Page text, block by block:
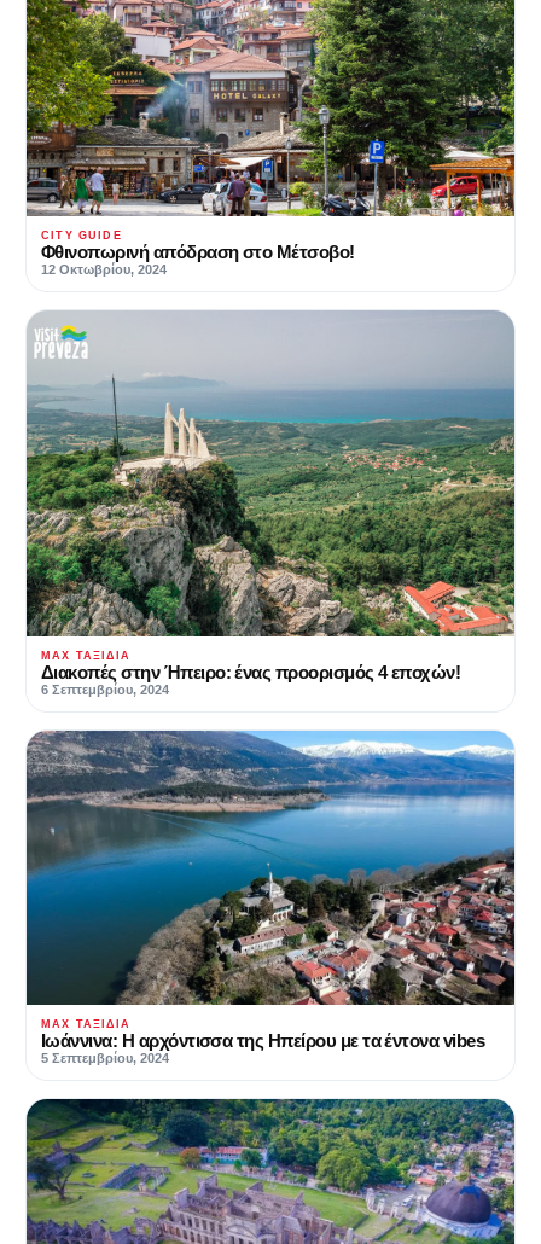
CITY GUIDE
Φθινοπωρινή απόδραση στο Μέτσοβο!
12 Οκτωβρίου, 2024
MAX ΤΑΞΊΔΙΑ
Διακοπές στην Ήπειρο: ένας προορισμός 4 εποχών!
6 Σεπτεμβρίου, 2024
MAX ΤΑΞΊΔΙΑ
Ιωάννινα: Η αρχόντισσα της Ηπείρου με τα έντονα vibes
5 Σεπτεμβρίου, 2024